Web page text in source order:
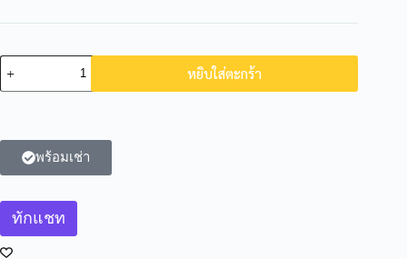
หยิบใส่ตะกร้า
พร้อมเช่า
ทักแชท